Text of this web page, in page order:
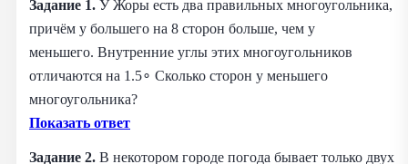
Задание 1. У Жоры есть два правильных многоугольника,
причём у большего на 8 сторон больше, чем у
меньшего. Внутренние углы этих многоугольников
отличаются на 1.5∘ Сколько сторон у меньшего
многоугольника?
Показать ответ
Задание 2. В некотором городе погода бывает только двух